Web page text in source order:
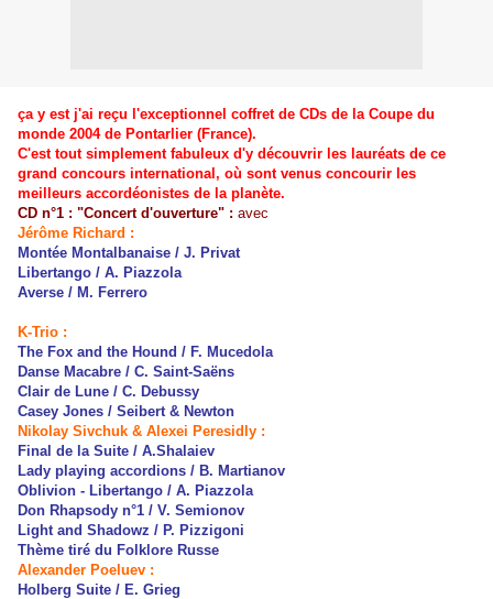
ça y est j'ai reçu l'exceptionnel coffret de CDs de la Coupe du
monde 2004 de Pontarlier (France).
C'est tout simplement fabuleux d'y découvrir les lauréats de ce
grand concours international, où sont venus concourir les
meilleurs accordéonistes de la planète.
CD n°1 : "Concert d'ouverture" : avec
Jérôme Richard :
Montée Montalbanaise / J. Privat
Libertango / A. Piazzola
Averse / M. Ferrero
K-Trio :
The Fox and the Hound / F. Mucedola
Danse Macabre / C. Saint-Saëns
Clair de Lune / C. Debussy
Casey Jones / Seibert & Newton
Nikolay Sivchuk & Alexei Peresidly :
Final de la Suite / A.Shalaiev
Lady playing accordions / B. Martianov
Oblivion - Libertango / A. Piazzola
Don Rhapsody n°1 / V. Semionov
Light and Shadowz / P. Pizzigoni
Thème tiré du Folklore Russe
Alexander Poeluev :
Holberg Suite / E. Grieg